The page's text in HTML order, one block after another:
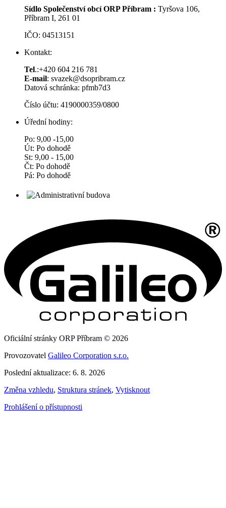
Sídlo Společenství obcí ORP Příbram : Tyršova 106,
Příbram I, 261 01
IČO: 04513151
Kontakt:
Tel.:+420 604 216 781
E-mail: svazek@dsopribram.cz
Datová schránka: pfmb7d3
Číslo účtu: 4190000359/0800
Úřední hodiny:
Po: 9,00 -15,00
Út: Po dohodě
St: 9,00 - 15,00
Čt: Po dohodě
Pá: Po dohodě
Oficiální stránky ORP Příbram © 2026
Provozovatel Galileo Corporation s.r.o.
Poslední aktualizace: 6. 8. 2026
Změna vzhledu, Struktura stránek, Vytisknout
Prohlášení o přístupnosti